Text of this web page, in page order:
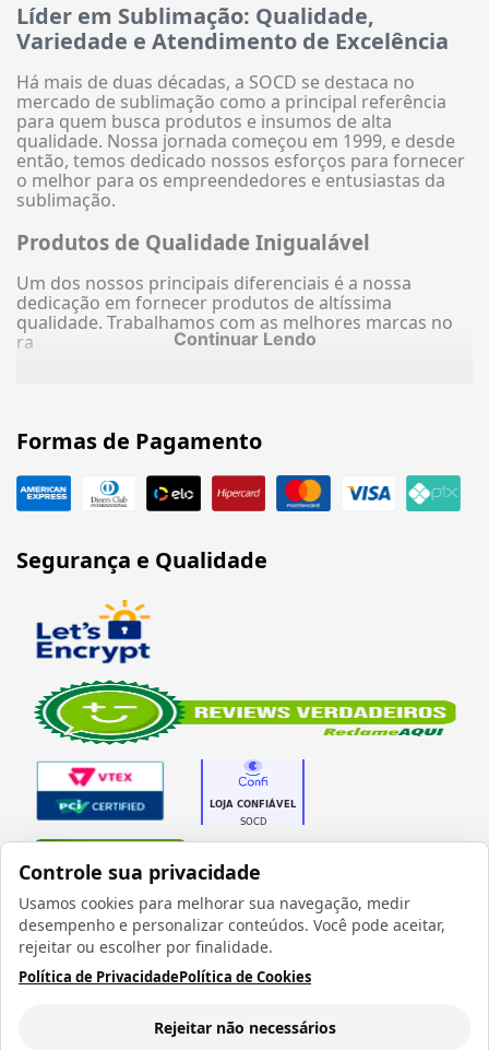
Controle sua privacidade
Usamos cookies para melhorar sua navegação, medir
desempenho e personalizar conteúdos. Você pode aceitar,
rejeitar ou escolher por finalidade.
Política de PrivacidadePolítica de Cookies
Rejeitar não necessários
Líder em Sublimação: Qualidade,
Variedade e Atendimento de Excelência
Há mais de duas décadas, a SOCD se destaca no
mercado de sublimação como a principal referência
para quem busca produtos e insumos de alta
qualidade. Nossa jornada começou em 1999, e desde
então, temos dedicado nossos esforços para fornecer
o melhor para os empreendedores e entusiastas da
sublimação.
Produtos de Qualidade Inigualável
Um dos nossos principais diferenciais é a nossa
dedicação em fornecer produtos de altíssima
qualidade. Trabalhamos com as melhores marcas no
ra
Continuar Lendo
Formas de Pagamento
Segurança e Qualidade
Todos os direitos reservados 1999 - 2026 | CRIDON
Rua Bresser, 736 - Brás - São Paulo/SP - socd@socd.com.br